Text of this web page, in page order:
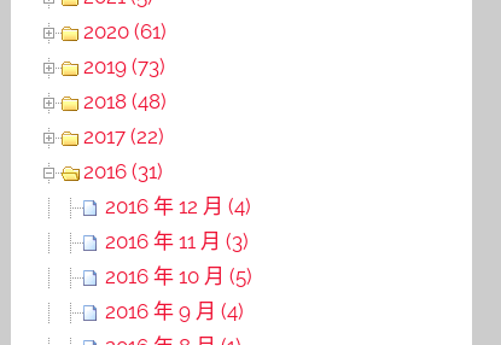
2020 (61)
2019 (73)
2018 (48)
2017 (22)
2016 (31)
2016 年 12 月 (4)
2016 年 11 月 (3)
2016 年 10 月 (5)
2016 年 9 月 (4)